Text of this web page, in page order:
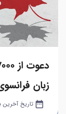
زبان
date_range تاریخ آخرین